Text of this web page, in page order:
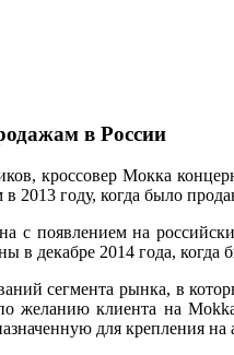
в России
кроссовер Мокка
2013 году, когда было
с появлением на
декабре 2014 года, когда
сегмента рынка, в
желанию клиента на
для крепления на